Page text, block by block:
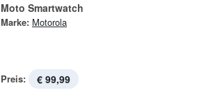
Moto Smartwatch
Marke: Motorola
Preis: € 99,99